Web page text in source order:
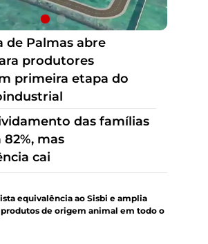
das famílias
82%, mas
cai
Palmas abre
produtores
primeira etapa do
equivalência ao Sisbi e amplia
de origem animal em todo o